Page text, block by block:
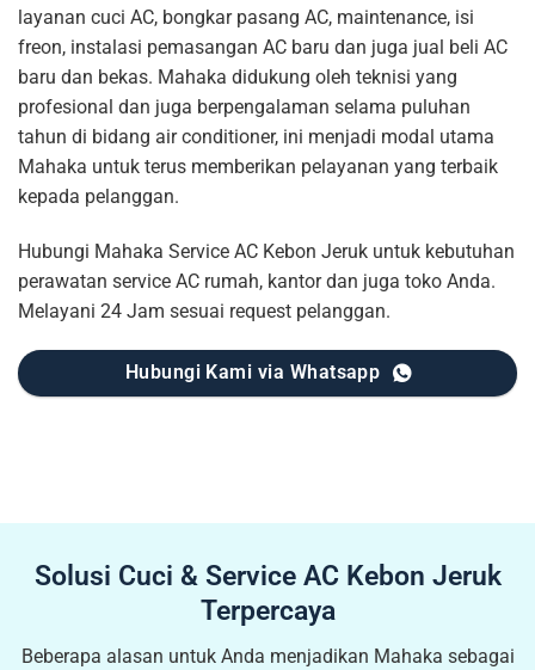
layanan cuci AC, bongkar pasang AC, maintenance, isi
freon, instalasi pemasangan AC baru dan juga jual beli AC
baru dan bekas. Mahaka didukung oleh teknisi yang
profesional dan juga berpengalaman selama puluhan
tahun di bidang air conditioner, ini menjadi modal utama
Mahaka untuk terus memberikan pelayanan yang terbaik
kepada pelanggan.
Hubungi Mahaka Service AC Kebon Jeruk untuk kebutuhan
perawatan service AC rumah, kantor dan juga toko Anda.
Melayani 24 Jam sesuai request pelanggan.
Hubungi Kami via Whatsapp
Solusi Cuci & Service AC Kebon Jeruk
Terpercaya
Beberapa alasan untuk Anda menjadikan Mahaka sebagai